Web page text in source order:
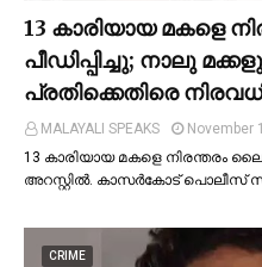
13 കാരിയായ മകളെ
പീഡിപ്പിച്ചു; നാലു
പ്രതിക്കെതിരെ
MALAYALI SPEAKS
November
13 കാരിയായ മകളെ നിരന്തരം
അറസ്റ്റില്‍. കാസർകോട് പൊലീസ്
CRIME